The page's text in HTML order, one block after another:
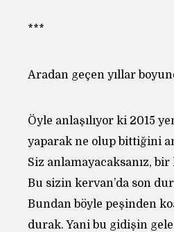
***
Aradan geçen yıllar
Öyle anlaşılıyor ki 2015
yaparak ne olup bittiğini
Siz anlamayacaksanız,
Bu sizin kervan’da son
Bundan böyle peşinden
durak. Yani bu gidişin